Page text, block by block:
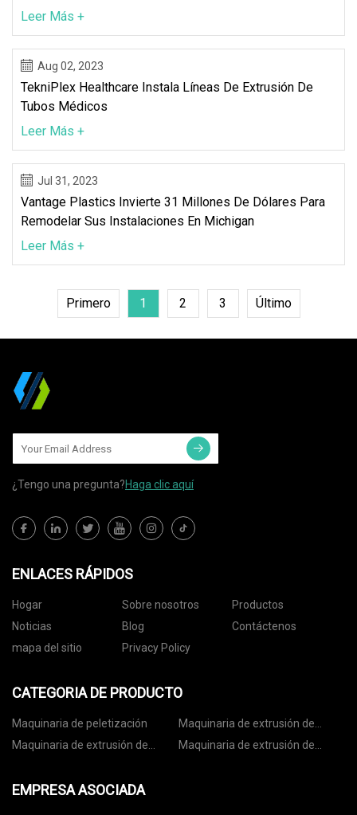
Leer Más +
Aug 02, 2023
TekniPlex Healthcare Instala Líneas De Extrusión De
Tubos Médicos
Leer Más +
Jul 31, 2023
Vantage Plastics Invierte 31 Millones De Dólares Para
Remodelar Sus Instalaciones En Michigan
Leer Más +
Primero 1 2 3 Último
¿Tengo una pregunta?Haga clic aquí
ENLACES RÁPIDOS
Hogar Sobre nosotros
Productos
Noticias
Blog
Contáctenos
mapa del sitio
Privacy Policy
CATEGORIA DE PRODUCTO
Maquinaria de peletización
Maquinaria de extrusión de
tubos
Maquinaria de extrusión de
Maquinaria de extrusión de
EMPRESA ASOCIADA